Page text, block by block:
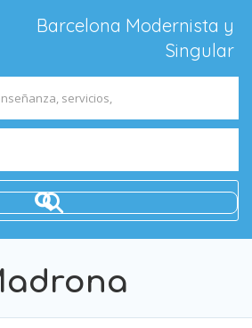
Barcelona Modernista y
Singular